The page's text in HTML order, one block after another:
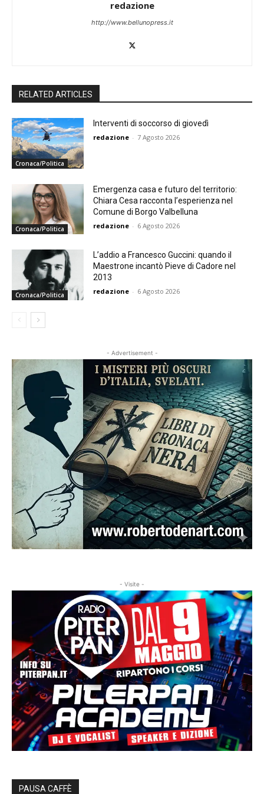
redazione
http://www.bellunopress.it
RELATED ARTICLES
Cronaca/Politica
Interventi di soccorso di giovedì
redazione - 7 Agosto 2026
Cronaca/Politica
Emergenza casa e futuro del territorio:
Chiara Cesa racconta l’esperienza nel
Comune di Borgo Valbelluna
redazione - 6 Agosto 2026
Cronaca/Politica
L’addio a Francesco Guccini: quando il
Maestrone incantò Pieve di Cadore nel
2013
redazione - 6 Agosto 2026
- Advertisement -
- Visite -
PAUSA CAFFÈ